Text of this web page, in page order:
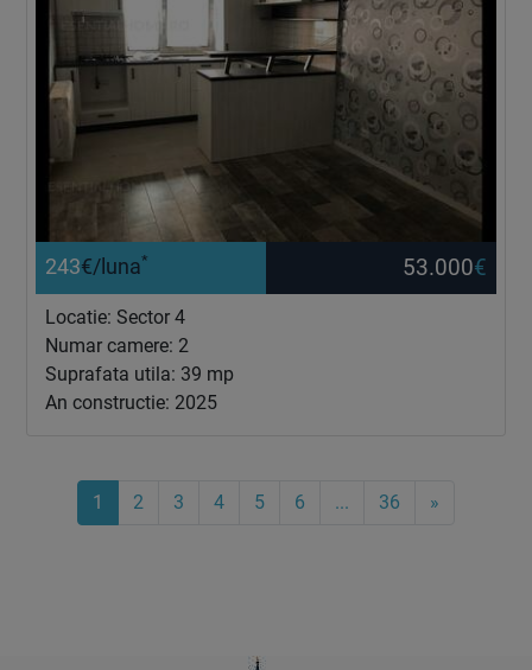
243€/luna* 53.000€
Locatie: Sector 4
Numar camere: 2
Suprafata utila: 39 mp
An constructie: 2025
1 2 3 4 5 6 ... 36 »